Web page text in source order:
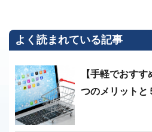
よく読まれている記事
【手軽でおす
つのメリットと